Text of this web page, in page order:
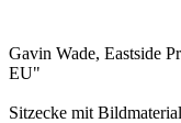
Gavin Wade, Eastside
EU"
Sitzecke mit